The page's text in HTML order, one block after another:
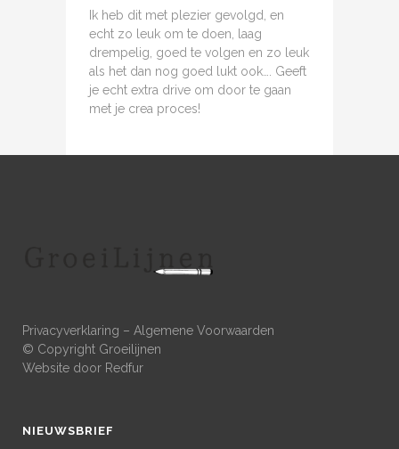
Ik heb dit met plezier gevolgd, en
echt zo leuk om te doen, laag
drempelig, goed te volgen en zo leuk
als het dan nog goed lukt ook…. Geeft
je echt extra drive om door te gaan
met je crea proces!
Privacyverklaring – Algemene Voorwaarden
© Copyright Groeilijnen
Website door Redfur
NIEUWSBRIEF